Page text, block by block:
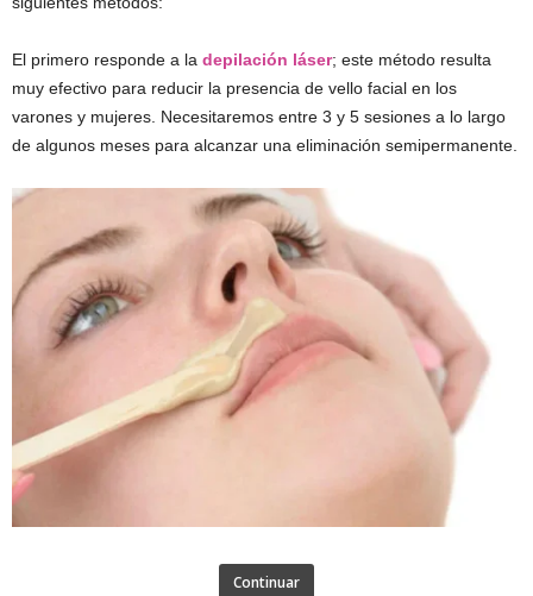
El primero responde a la depilación láser; este método resulta
muy efectivo para reducir la presencia de vello facial en los
varones y mujeres. Necesitaremos entre 3 y 5 sesiones a lo largo
de algunos meses para alcanzar una eliminación semipermanente.
Continuar